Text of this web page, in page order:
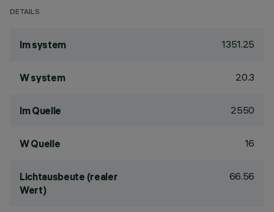
DETAILS
lm system 1351.25
W system 20.3
lm Quelle 2550
W Quelle 16
Lichtausbeute (realer
Wert)
66.56